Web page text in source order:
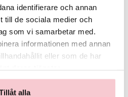
identifierare och annan
till de sociala medier och
som vi samarbetar med.
informationen med annan
eller som de har
alla